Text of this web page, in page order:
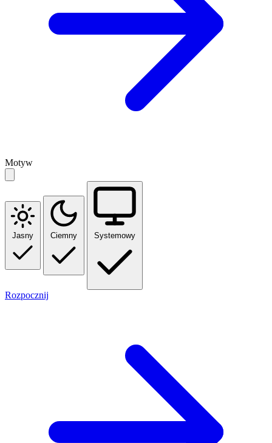
Motyw
Jasny Ciemny Systemowy
Rozpocznij